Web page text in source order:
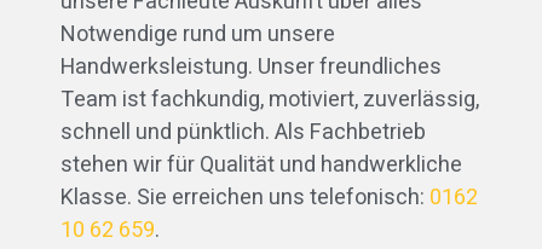
Notwendige rund um unsere
Handwerksleistung. Unser freundliches
Team ist fachkundig, motiviert, zuverlässig,
schnell und pünktlich. Als Fachbetrieb
stehen wir für Qualität und handwerkliche
Klasse. Sie erreichen uns telefonisch: 0162
10 62 659.